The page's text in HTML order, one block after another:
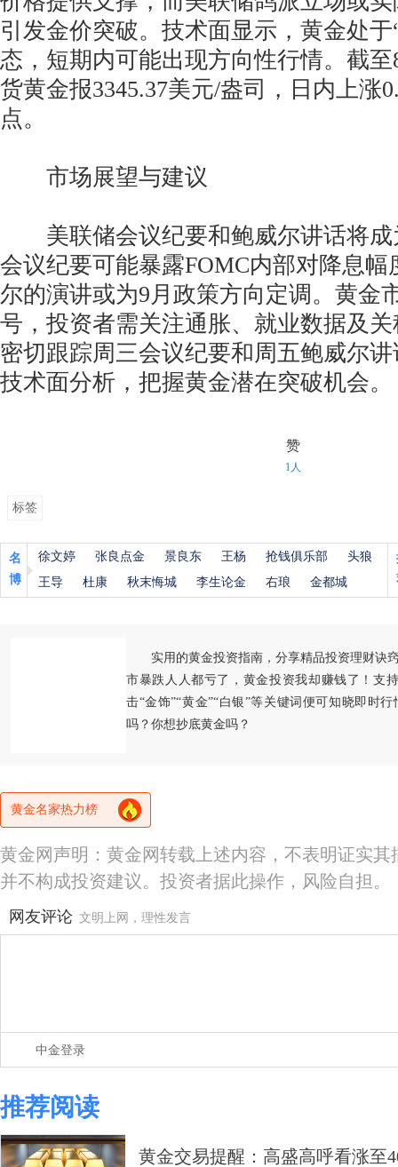
引发金价突破。技术面显示，黄金处
态，短期内可能出现方向性行情。截
货黄金报3345.37美元/盎司，日内上涨
点。
市场展望与建议
美联储会议纪要和鲍威尔讲话将成
会议纪要可能暴露FOMC内部对降息
尔的演讲或为9月政策方向定调。黄金
号，投资者需关注通胀、就业数据及
密切跟踪周三会议纪要和周五鲍威尔
技术面分析，把握黄金潜在突破机会。
赞
1人
标签
名
博
徐文婷 张良点金 景良东 王杨 抢钱俱乐部
头狼
王导
杜康 秋末悔城 李生论金 右琅 金都城
实用的黄金投资指南，分享精品投资理财诀
市暴跌人人都亏了，黄金投资我却赚钱了！支
击“金饰”“黄金”“白银”等关键词便可知晓即时
吗？你想抄底黄金吗？
黄金名家热力榜
黄金网声明：黄金网转载上述内容，不表明证实
并不构成投资建议。投资者据此操作，风险自担。
网友评论 文明上网，理性发言
中金登录
推荐阅读
黄金交易提醒：高盛高呼看涨至